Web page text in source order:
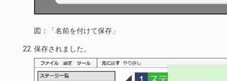
図：「名前を付けて保存」
保存されました。